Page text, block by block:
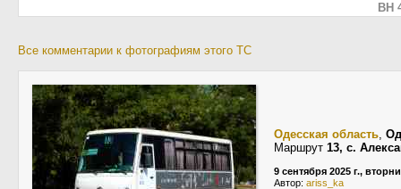
BH
Все комментарии к фотографиям этого ТС
Одесская область,
Маршрут 13, с.
9 сентября 2025 г.,
Автор: ariss_ka